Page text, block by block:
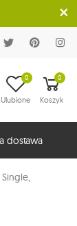
Ulubione
0 0
Koszyk
dostawa